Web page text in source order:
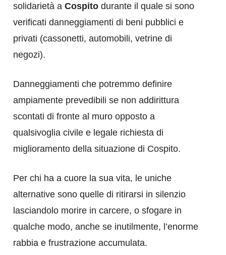
solidarietà a Cospito durante il quale si sono
verificati danneggiamenti di beni pubblici e
privati (cassonetti, automobili, vetrine di
negozi).
Danneggiamenti che potremmo definire
ampiamente prevedibili se non addirittura
scontati di fronte al muro opposto a
qualsivoglia civile e legale richiesta di
miglioramento della situazione di Cospito.
Per chi ha a cuore la sua vita, le uniche
alternative sono quelle di ritirarsi in silenzio
lasciandolo morire in carcere, o sfogare in
qualche modo, anche se inutilmente, l’enorme
rabbia e frustrazione accumulata.